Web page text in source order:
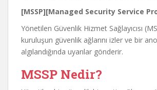
[MSSP][Managed Security Service
Yönetilen Güvenlik Hizmet Sağlayıcısı
kuruluşun güvenlik ağlarını izler ve bir
algılandığında uyarılar gönderir.
MSSP Nedir?